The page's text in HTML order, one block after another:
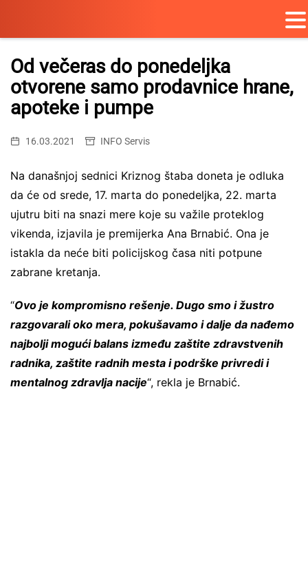
Skip
content
Od večeras do ponedeljka
otvorene samo prodavnice hrane,
apoteke i pumpe
16.03.2021 INFO Servis
Na današnjoj sednici Kriznog štaba doneta je odluka
da će od srede, 17. marta do ponedeljka, 22. marta
ujutru biti na snazi mere koje su važile proteklog
vikenda, izjavila je premijerka Ana Brnabić. Ona je
istakla da neće biti policijskog časa niti potpune
zabrane kretanja.
“Ovo je kompromisno rešenje. Dugo smo i žustro
razgovarali oko mera, pokušavamo i dalje da nađemo
najbolji mogući balans između zaštite zdravstvenih
radnika, zaštite radnih mesta i podrške privredi i
mentalnog zdravlja nacije“, rekla je Brnabić.